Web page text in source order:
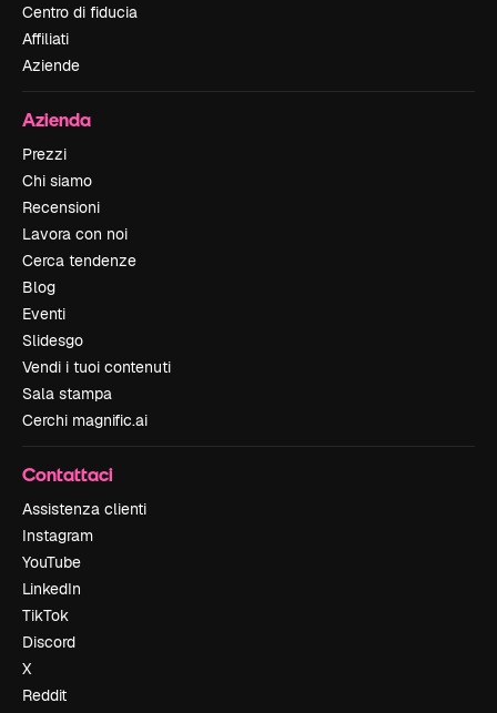
Centro di fiducia
Affiliati
Aziende
Azienda
Prezzi
Chi siamo
Recensioni
Lavora con noi
Cerca tendenze
Blog
Eventi
Slidesgo
Vendi i tuoi contenuti
Sala stampa
Cerchi magnific.ai
Contattaci
Assistenza clienti
Instagram
YouTube
LinkedIn
TikTok
Discord
X
Reddit